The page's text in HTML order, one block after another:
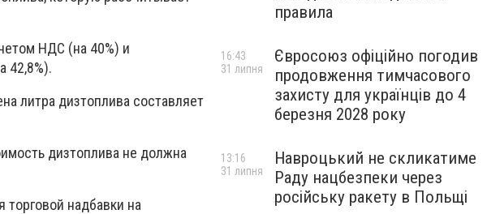
НДС (на 40%) и
42,8%).
литра дизтоплива составляет
дизтоплива не должна
надбавки на
правила
Євросоюз офіційно погодив
продовження тимчасового
захисту для українців до 4
березня 2028 року
16:43
31 липня
Навроцький не скликатиме
Раду нацбезпеки через
російську ракету в Польщі
13:16
31 липня